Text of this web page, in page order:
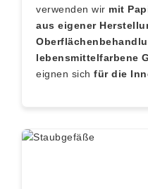
verwenden wir mit
aus eigener
lebensmittelfarbene
eignen sich für die